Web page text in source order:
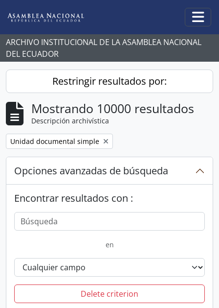
ARCHIVO INSTITUCIONAL DE LA ASAMBLEA NACIONAL
DEL ECUADOR
Restringir resultados por:
Mostrando 10000 resultados
Descripción archivística
Remove filter:
Unidad documental simple
Opciones avanzadas de búsqueda
Encontrar resultados con :
en
Delete criterion